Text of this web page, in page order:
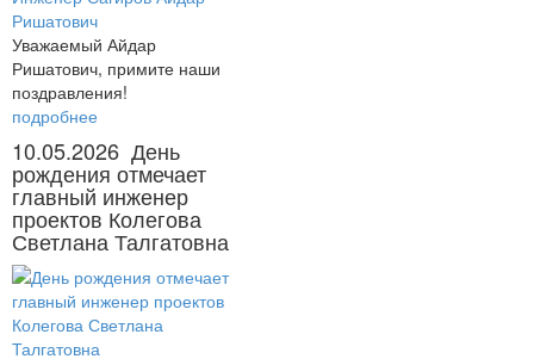
Уважаемый Айдар
Ришатович, примите наши
поздравления!
подробнее
10.05.2026 День
рождения отмечает
главный инженер
проектов Колегова
Светлана Талгатовна